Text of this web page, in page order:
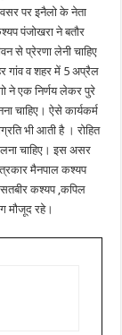
पर इनैलो के नेता
पंजोखरा ने बतौर
से प्रेरणा लेनी चाहिए
गांव व शहर में 5 अप्रैल
ने एक निर्णय लेकर पुरे
चाहिए। ऐसे कार्यकर्म
भी आती है । रोहित
चाहिए। इस असर
मैनपाल कश्यप
कश्यप ,कपिल
मौजूद रहे।